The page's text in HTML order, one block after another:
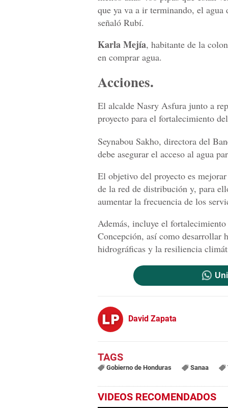
que ya va a ir terminando, el agua
señaló Rubí.
Karla Mejía, habitante de la
en comprar agua.
Acciones.
El alcalde Nasry Asfura junto a
proyecto para el fortalecimiento
Seynabou Sakho, directora del
debe asegurar el acceso al agua
El objetivo del proyecto es
de la red de distribución y, para
aumentar la frecuencia de los
Además, incluye el
Concepción, así como desarrollar
hidrográficas y la resiliencia
David Zapata
Gobierno de Honduras Sanaa
VIDEOS RECOMENDADOS